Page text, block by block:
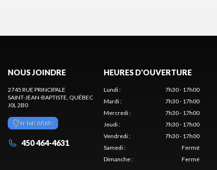
NOUS JOINDRE
2745 RUE PRINCIPALE
SAINT-JEAN-BAPTISTE , QUÉBEC
J0L 2B0
ITINÉRAIRE
450 464-4631
HEURES D'OUVERTURE
Lundi:
7h30 - 17h00
Mardi:
7h30 - 17h00
Mercredi:
7h30 - 17h00
Jeudi:
7h30 - 17h00
Vendredi:
7h30 - 17h00
Samedi:
Fermé
Dimanche: Fermé